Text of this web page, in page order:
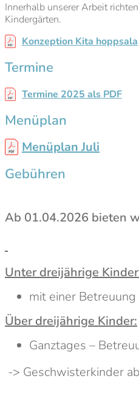
Innerhalb unserer Arbeit
Kindergärten.
Konzeption Kita hoppsala
Termine
Termine 2025 als PDF
Menüplan
Menüplan Juli
Gebühren
Ab 01.04.2026 bieten
Unter dreijährige
mit einer Betreuung
Über dreijährige Kinder:
Ganztages –
-> Geschwisterkinder